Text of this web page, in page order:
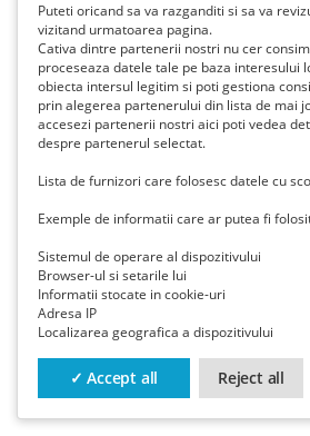
Puteti oricand sa va razganditi si sa va
vizitand urmatoarea pagina.
Cativa dintre partenerii nostri nu cer
proceseaza datele tale pe baza interesului
obiecta intersul legitim si poti gestiona
prin alegerea partenerului din lista de mai
accesezi partenerii nostri aici poti vedea
despre partenerul selectat.
Lista de furnizori care folosesc datele cu
Exemple de informatii care ar putea fi
Sistemul de operare al dispozitivului
Browser-ul si setarile lui
Informatii stocate in cookie-uri
Adresa IP
Localizarea geografica a dispozitivului
✓ Accept all Reject all